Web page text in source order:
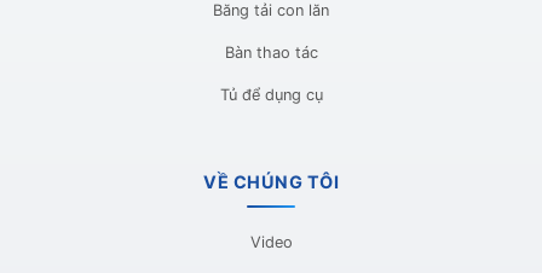
Băng tải con lăn
Bàn thao tác
Tủ để dụng cụ
VỀ CHÚNG TÔI
Video